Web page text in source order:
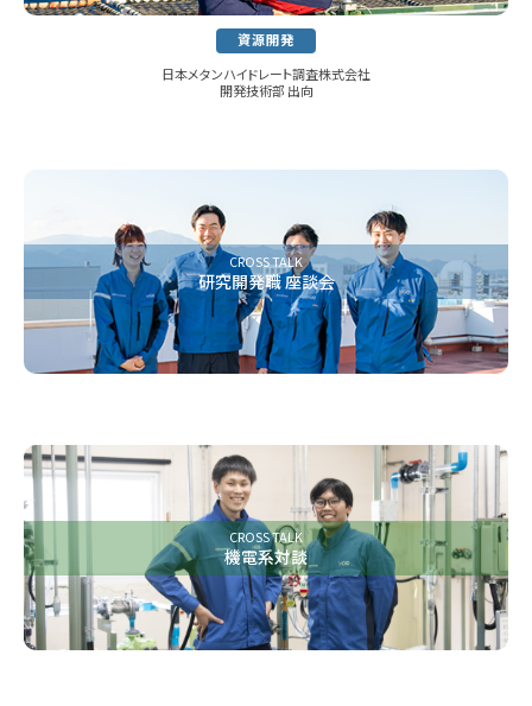
資源開発
日本メタンハイドレート調査株式会社
開発技術部 出向
CROSS TALK
研究開発職 座談会
CROSS TALK
機電系対談